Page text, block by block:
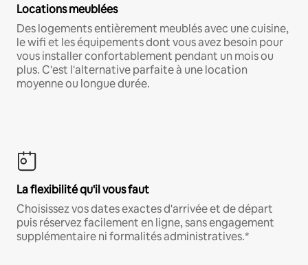
Locations meublées
Des logements entièrement meublés avec une cuisine,
le wifi et les équipements dont vous avez besoin pour
vous installer confortablement pendant un mois ou
plus. C'est l'alternative parfaite à une location
moyenne ou longue durée.
La flexibilité qu'il vous faut
Choisissez vos dates exactes d'arrivée et de départ
puis réservez facilement en ligne, sans engagement
supplémentaire ni formalités administratives.*